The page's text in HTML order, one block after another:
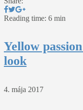
Reading time: 6 min
Yellow
look
4. mája 2017